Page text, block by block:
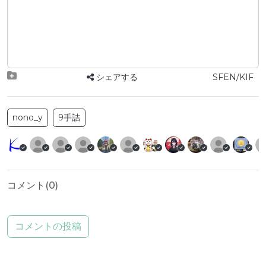
シェアする SFEN/KIF
nono_y 9手詰
コメント(0)
コメントの投稿